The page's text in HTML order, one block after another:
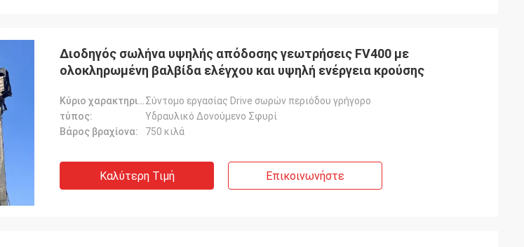
Διοδηγός σωλήνα υψηλής απόδοσης γεωτρήσεις FV400 με
ολοκληρωμένη βαλβίδα ελέγχου και υψηλή ενέργεια κρούσης
Κύριο χαρακτηριστικό:Σύντομο εργασίας Drive σωρών περιόδου γρήγορο
τύπος:
Υδραυλικό Δονούμενο Σφυρί
Βάρος βραχίονα:
750 κιλά
Καλύτερη Τιμή Επικοινωνήστε